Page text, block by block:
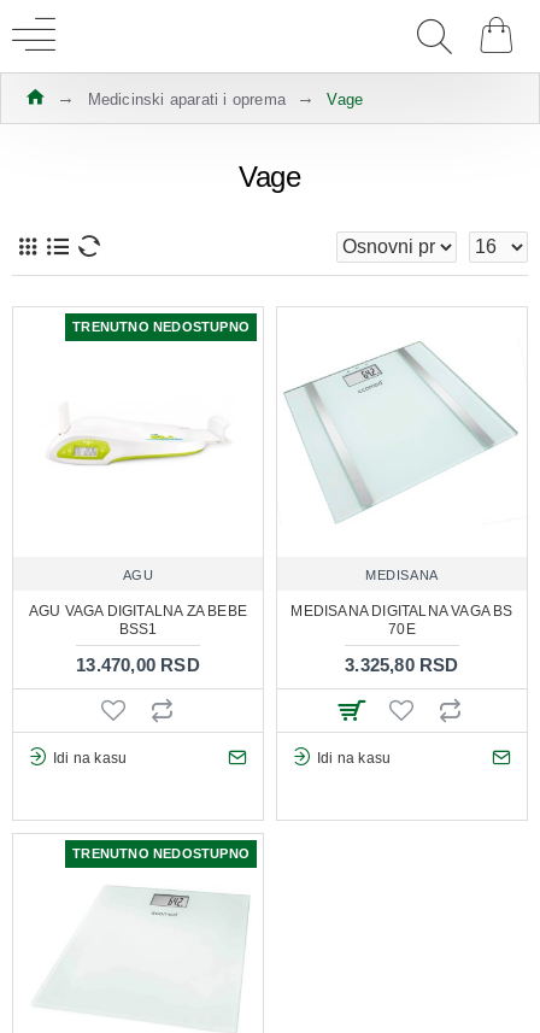
Medicinski aparati i oprema Vage
Vage
TRENUTNO NEDOSTUPNO
AGU
AGU VAGA DIGITALNA ZA BEBE
BSS1
13.470,00 RSD
Idi na kasu
MEDISANA
MEDISANA DIGITALNA VAGA BS
70E
3.325,80 RSD
Idi na kasu
TRENUTNO NEDOSTUPNO